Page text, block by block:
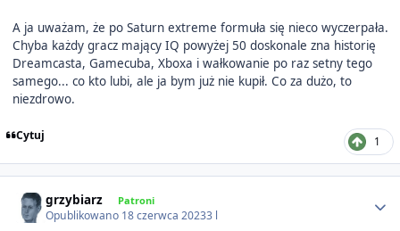
A ja uważam, że po Saturn extreme formuła się nieco wyczerpała.
Chyba każdy gracz mający IQ powyżej 50 doskonale zna historię
Dreamcasta, Gamecuba, Xboxa i wałkowanie po raz setny tego
samego... co kto lubi, ale ja bym już nie kupił. Co za dużo, to
niezdrowo.
Cytuj 1
grzybiarz Patroni
Opublikowano 18 czerwca 20233 l